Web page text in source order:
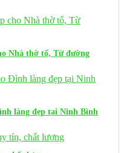
Nhà thờ tổ, Từ đường
làng đẹp tại Ninh Bình